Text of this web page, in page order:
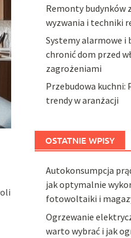
Remonty budynków
wyzwania i techniki
Systemy alarmowe i
chronić dom przed
zagrożeniami
Przebudowa kuchni:
trendy w aranżacji
OSTATNIE WPISY
Autokonsumpcja
jak optymalnie
fotowoltaiki i
Ogrzewanie
warto wybrać i jak